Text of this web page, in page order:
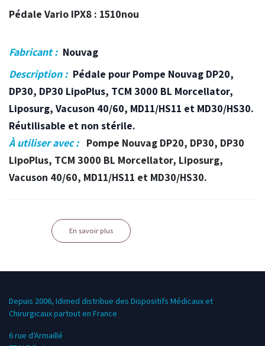
Pédale Vario IPX8 : 1510nou
Fabricant : Nouvag
Description : Pédale pour Pompe Nouvag DP20,
DP30, DP30 LipoPlus, TCM 3000 BL Morcellator,
Liposurg, Vacuson 40/60, MD11/HS11 et MD30/HS30.
Réutilisable et non stérile.
À utiliser avec : Pompe Nouvag DP20, DP30, DP30
LipoPlus, TCM 3000 BL Morcellator, Liposurg,
Vacuson 40/60, MD11/HS11 et MD30/HS30.
En savoir plus
Depuis 2006, Idimed distribue des Dispositifs Médicaux et
Chirurgicaux partout en France
6 rue d'Armaillé